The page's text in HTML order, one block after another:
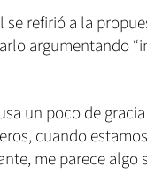
se refirió a la
argumentando
un poco de
cuando
me parece algo